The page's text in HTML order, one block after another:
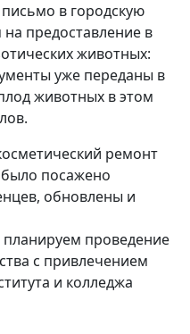
в городскую
предоставление в
животных:
уже переданы в
животных в этом
ремонт
посажено
обновлены и
проведение
с привлечением
и колледжа